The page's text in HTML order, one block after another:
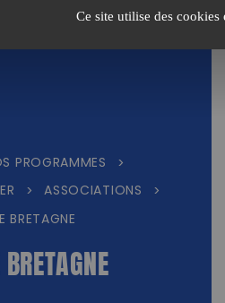
Ce site utilise des
PROGRAMMES
>
> ASSOCIATIONS
>
BRETAGNE